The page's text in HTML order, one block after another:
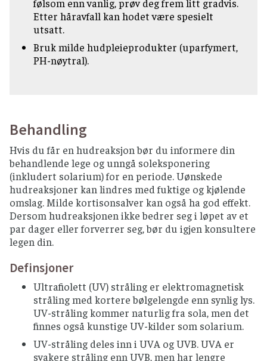
følsom enn vanlig, prøv deg frem litt gradvis.
Etter håravfall kan hodet være spesielt
utsatt.
Bruk milde hudpleieprodukter (uparfymert,
PH-nøytral).
Behandling
Hvis du får en hudreaksjon bør du informere din
behandlende lege og unngå soleksponering
(inkludert solarium) for en periode. Uønskede
hudreaksjoner kan lindres med fuktige og kjølende
omslag. Milde kortisonsalver kan også ha god effekt.
Dersom hudreaksjonen ikke bedrer seg i løpet av et
par dager eller forverrer seg, bør du igjen konsultere
legen din.
Definsjoner
Ultrafiolett (UV) stråling er elektromagnetisk
stråling med kortere bølgelengde enn synlig lys.
UV-stråling kommer naturlig fra sola, men det
finnes også kunstige UV-kilder som solarium.
UV-stråling deles inn i UVA og UVB. UVA er
svakere stråling enn UVB, men har lengre